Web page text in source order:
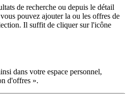
de recherche ou depuis le détail
pouvez ajouter la ou les offres de
Il suffit de cliquer sur l'icône
dans votre espace personnel,
d'offres ».